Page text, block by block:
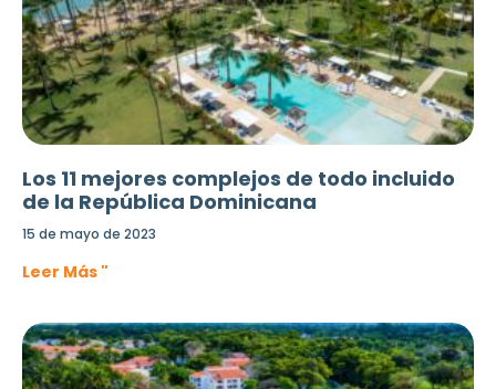
Los 11 mejores complejos de todo incluido
de la República Dominicana
15 de mayo de 2023
Leer Más "